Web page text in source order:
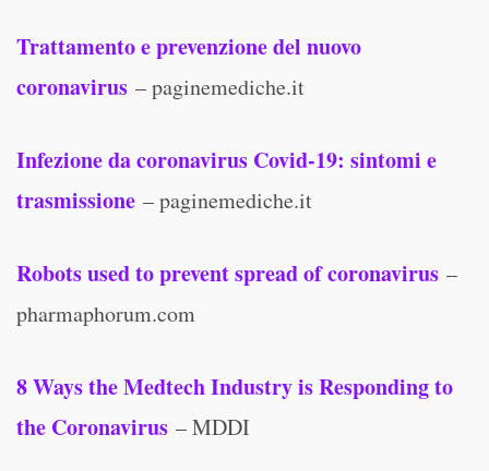
Trattamento e prevenzione del nuovo
coronavirus – paginemediche.it
Infezione da coronavirus Covid-19: sintomi e
trasmissione – paginemediche.it
Robots used to prevent spread of coronavirus –
pharmaphorum.com
8 Ways the Medtech Industry is Responding to
the Coronavirus – MDDI